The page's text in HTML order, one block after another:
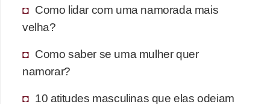
Como lidar com uma namorada mais
velha?
Como saber se uma mulher quer
namorar?
10 atitudes masculinas que elas odeiam